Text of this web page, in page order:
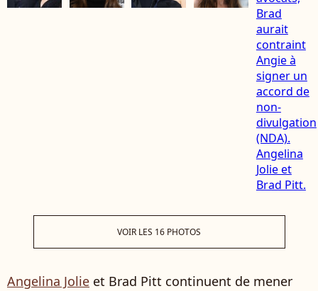
VOIR LES 16 PHOTOS
Angelina Jolie et Brad Pitt continuent de mener